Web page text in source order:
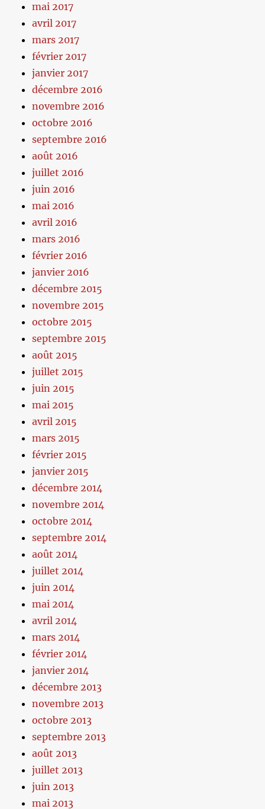
mai 2017
avril 2017
mars 2017
février 2017
janvier 2017
décembre 2016
novembre 2016
octobre 2016
septembre 2016
août 2016
juillet 2016
juin 2016
mai 2016
avril 2016
mars 2016
février 2016
janvier 2016
décembre 2015
novembre 2015
octobre 2015
septembre 2015
août 2015
juillet 2015
juin 2015
mai 2015
avril 2015
mars 2015
février 2015
janvier 2015
décembre 2014
novembre 2014
octobre 2014
septembre 2014
août 2014
juillet 2014
juin 2014
mai 2014
avril 2014
mars 2014
février 2014
janvier 2014
décembre 2013
novembre 2013
octobre 2013
septembre 2013
août 2013
juillet 2013
juin 2013
mai 2013